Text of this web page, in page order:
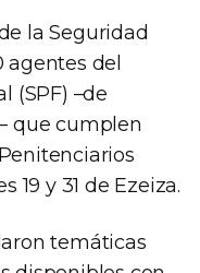
la Seguridad
agentes del
(SPF) –de
que cumplen
19 y 31 de Ezeiza.
temáticas